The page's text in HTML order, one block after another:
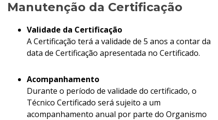
Manutenção da Certificação
Validade da Certificação
A Certificação terá a validade de 5 anos a contar da
data de Certificação apresentada no Certificado.
Acompanhamento
Durante o período de validade do certificado, o
Técnico Certificado será sujeito a um
acompanhamento anual por parte do Organismo